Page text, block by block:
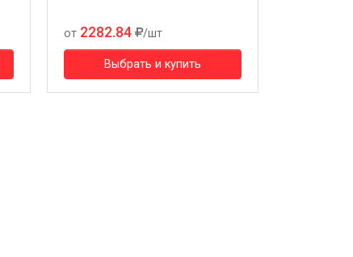
от 2282.84 /шт
Выбрать и купить